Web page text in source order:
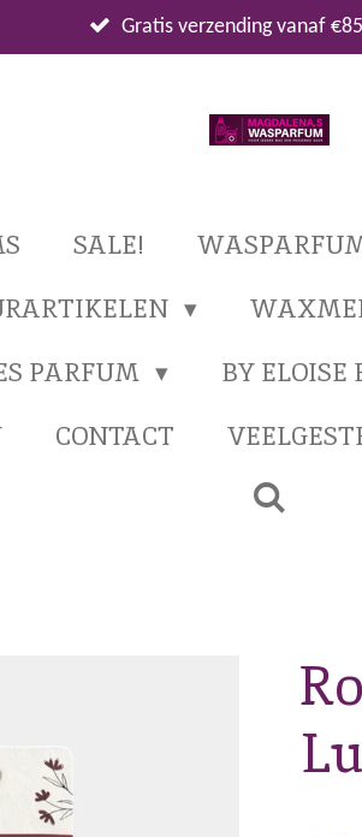
Gratis verzending vanaf
SALE!
PARFUM
BY ELOISE
CONTACT